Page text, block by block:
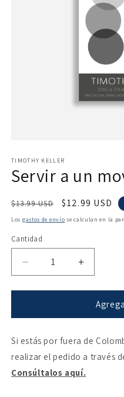
multimedia
1
en
modal
TIMOTHY KELLER
Servir a un
Precio
habitual
$13.99 USD
Precio
de
$12.99 USD
Los gastos de envío se calculan en la
Cantidad
Reducir
cantidad
para
a
movimiento
Aumentar
cantidad
para
Servir
a
Si estás por fuera de
realizar el pedido a través
Consúltalos aquí.